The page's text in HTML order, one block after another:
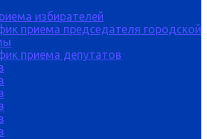
избирателей
приема председателя городской
приема депутатов